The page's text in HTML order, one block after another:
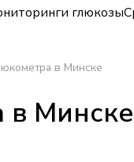
глюкозы
в Минске
в Минске